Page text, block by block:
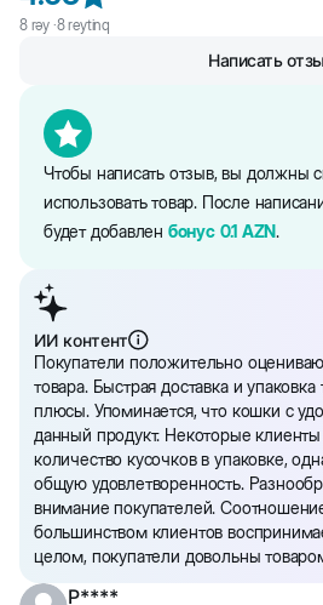
8rəy ·8reytinq
Чтобы написать отзыв, вы должны
использовать товар. После
будет добавлен бонус 0.1 AZN.
Написать
ИИ контент
Покупатели положительно
товара. Быстрая доставка и
плюсы. Упоминается, что кошки с
данный продукт. Некоторые
количество кусочков в упаковке,
общую удовлетворенность.
внимание покупателей.
большинством клиентов
целом, покупатели довольны
P****